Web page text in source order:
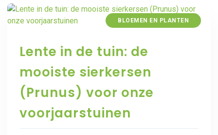
BLOEMEN EN PLANTEN
Lente in de tuin: de
mooiste sierkersen
(Prunus) voor onze
voorjaarstuinen